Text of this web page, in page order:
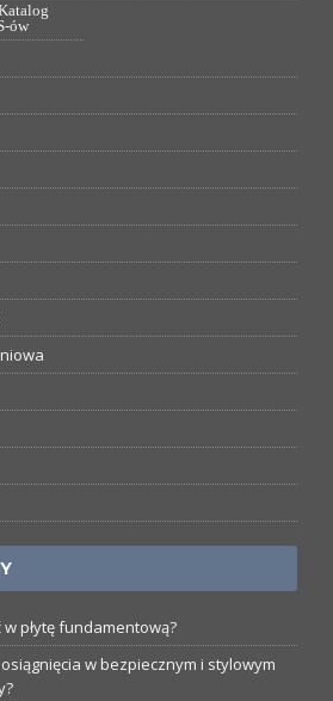
ów
płytę fundamentową?
w bezpiecznym i stylowym